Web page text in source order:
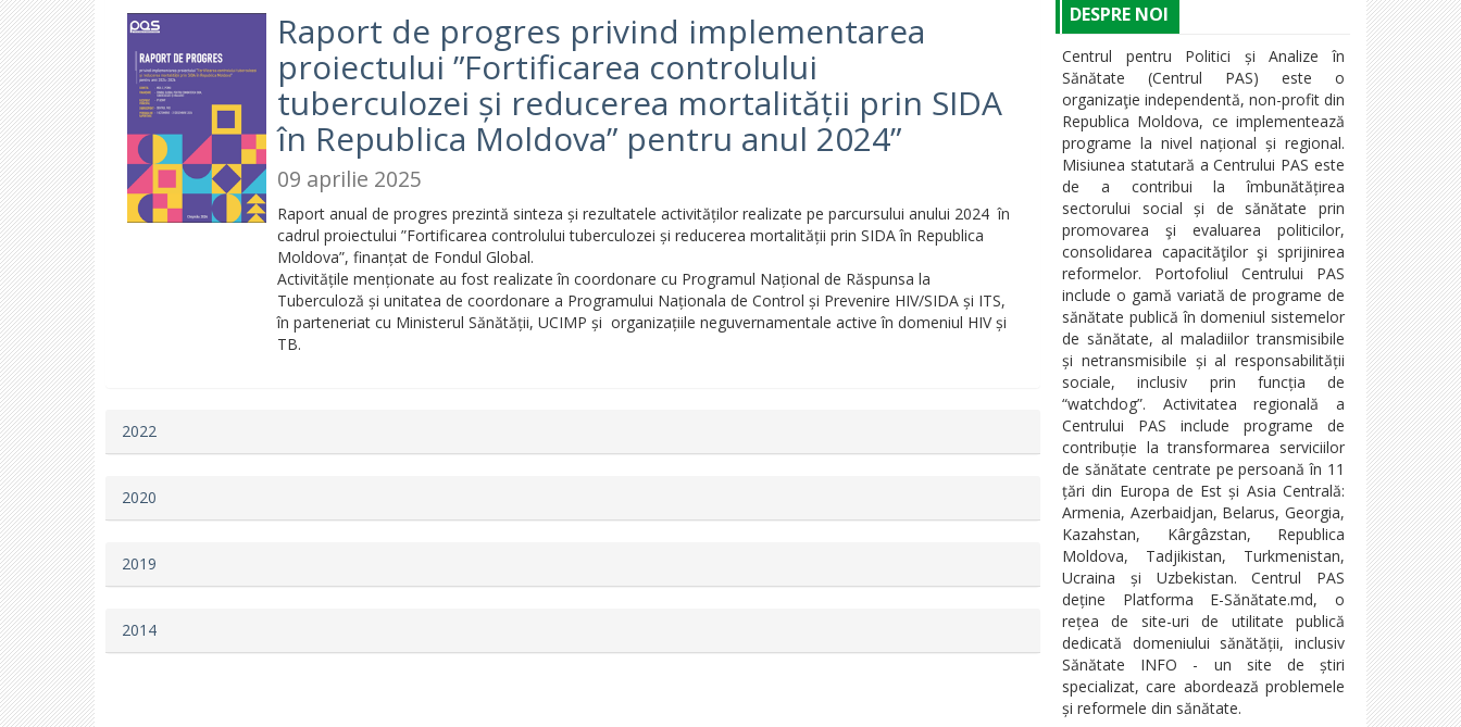
Raport de progres privind implementarea
proiectului ”Fortificarea controlului
tuberculozei și reducerea mortalității prin SIDA
în Republica Moldova” pentru anul 2024”
09 aprilie 2025
Raport anual de progres prezintă sinteza și rezultatele activităților realizate pe parcursului anului 2024 în
cadrul proiectului ”Fortificarea controlului tuberculozei și reducerea mortalității prin SIDA în Republica
Moldova”, finanțat de Fondul Global.
Activitățile menționate au fost realizate în coordonare cu Programul Național de Răspunsa la
Tuberculoză și unitatea de coordonare a Programului Naționala de Control și Prevenire HIV/SIDA și ITS,
în parteneriat cu Ministerul Sănătății, UCIMP și organizațiile neguvernamentale active în domeniul HIV și
TB.
2022
2020
2019
2014
DESPRE NOI
Centrul pentru Politici și Analize în
Sănătate (Centrul PAS) este o
organizaţie independentă, non-profit din
Republica Moldova, ce implementează
programe la nivel național și regional.
Misiunea statutară a Centrului PAS este
de a contribui la îmbunătățirea
sectorului social și de sănătate prin
promovarea şi evaluarea politicilor,
consolidarea capacităţilor şi sprijinirea
reformelor. Portofoliul Centrului PAS
include o gamă variată de programe de
sănătate publică în domeniul sistemelor
de sănătate, al maladiilor transmisibile
și netransmisibile și al responsabilității
sociale, inclusiv prin funcția de
“watchdog”. Activitatea regională a
Centrului PAS include programe de
contribuție la transformarea serviciilor
de sănătate centrate pe persoană în 11
țări din Europa de Est și Asia Centrală:
Armenia, Azerbaidjan, Belarus, Georgia,
Kazahstan, Kârgâzstan, Republica
Moldova, Tadjikistan, Turkmenistan,
Ucraina și Uzbekistan. Centrul PAS
deține Platforma E-Sănătate.md, o
rețea de site-uri de utilitate publică
dedicată domeniului sănătății, inclusiv
Sănătate INFO - un site de știri
specializat, care abordează problemele
și reformele din sănătate.